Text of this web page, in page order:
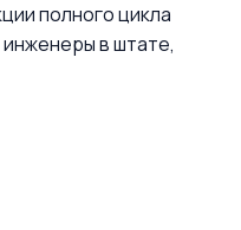
полного цикла
в штате,